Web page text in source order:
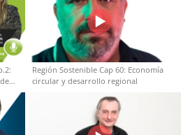
Región Sostenible Cap 60: Economía
circular y desarrollo regional